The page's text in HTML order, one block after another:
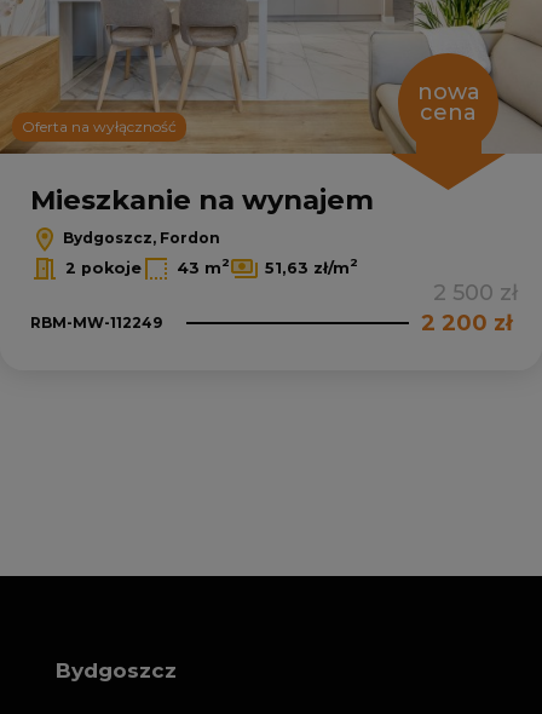
Oferta na wyłączność
nowa
cena
Mieszkanie na wynajem
Bydgoszcz, Fordon
2 pokoje
43 m2 51,63 zł/m2
2 500 zł
RBM-MW-112249 2 200 zł
Bydgoszcz